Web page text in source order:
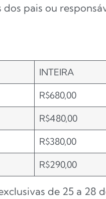
dos pais ou
INTEIRA
R$680,00
R$480,00
R$380,00
R$290,00
de 25 a 28